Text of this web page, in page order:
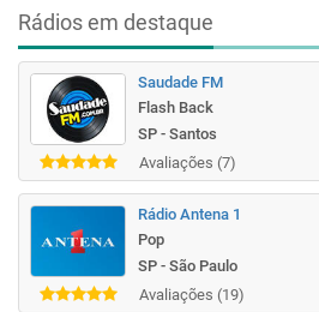
Rádios em destaque
Saudade FM
Flash Back
SP - Santos
Avaliações (7)
Rádio Antena 1
Pop
SP - São Paulo
Avaliações (19)